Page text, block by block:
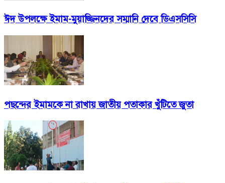
ঈদ উপলক্ষে ইমাম-মুয়াজ্জিনদের সম্মানি দেবে ডিএসসিসি
পছন্দের ইমামকে না রাখায় জাতীয় পতাকার খুঁটিতে জুতা